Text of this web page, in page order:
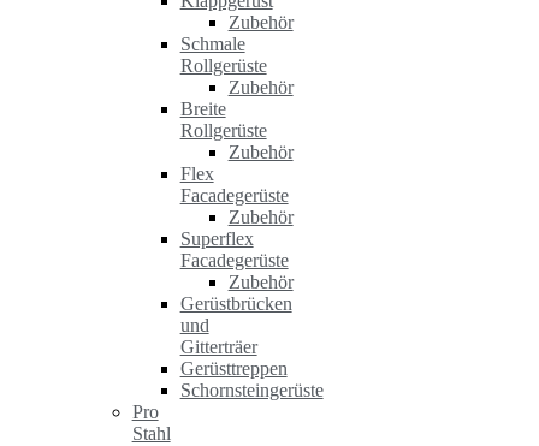
Zubehör
Schmale
Rollgerüste
Zubehör
Breite
Rollgerüste
Zubehör
Flex
Facadegerüste
Zubehör
Superflex
Facadegerüste
Zubehör
Gerüstbrücken
und
Gitterträer
Gerüsttreppen
Schornsteingerüste
Pro
Stahl